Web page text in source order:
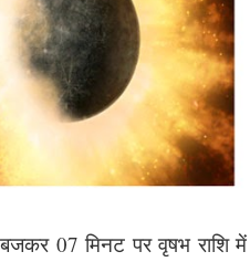
07 मिनट पर वृषभ राशि में